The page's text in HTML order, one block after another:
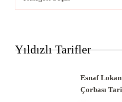
Yöntemleri
Yıldızlı Tarifler
Esnaf
Çorbası